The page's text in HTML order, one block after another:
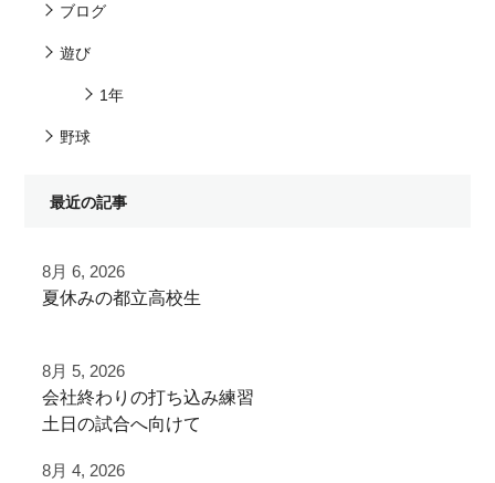
ブログ
遊び
1年
野球
最近の記事
8月 6, 2026
夏休みの都立高校生
早速秋に向けた自主練
ご利用ありがとうございました
8月 5, 2026
⁡会社終わりの打ち込み⁡練習⁡
⁡土日の試合へ向けて⁡
8月 4, 2026